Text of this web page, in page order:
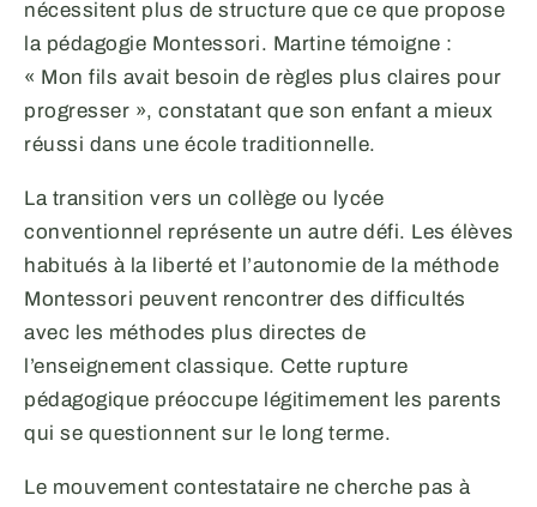
nécessitent plus de structure que ce que propose
la pédagogie Montessori. Martine témoigne :
« Mon fils avait besoin de règles plus claires pour
progresser », constatant que son enfant a mieux
réussi dans une école traditionnelle.
La transition vers un collège ou lycée
conventionnel représente un autre défi. Les élèves
habitués à la liberté et l’autonomie de la méthode
Montessori peuvent rencontrer des difficultés
avec les méthodes plus directes de
l’enseignement classique. Cette rupture
pédagogique préoccupe légitimement les parents
qui se questionnent sur le long terme.
Le mouvement contestataire ne cherche pas à